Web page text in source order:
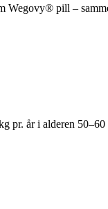
Wegovy® pill –
pr. år i alderen